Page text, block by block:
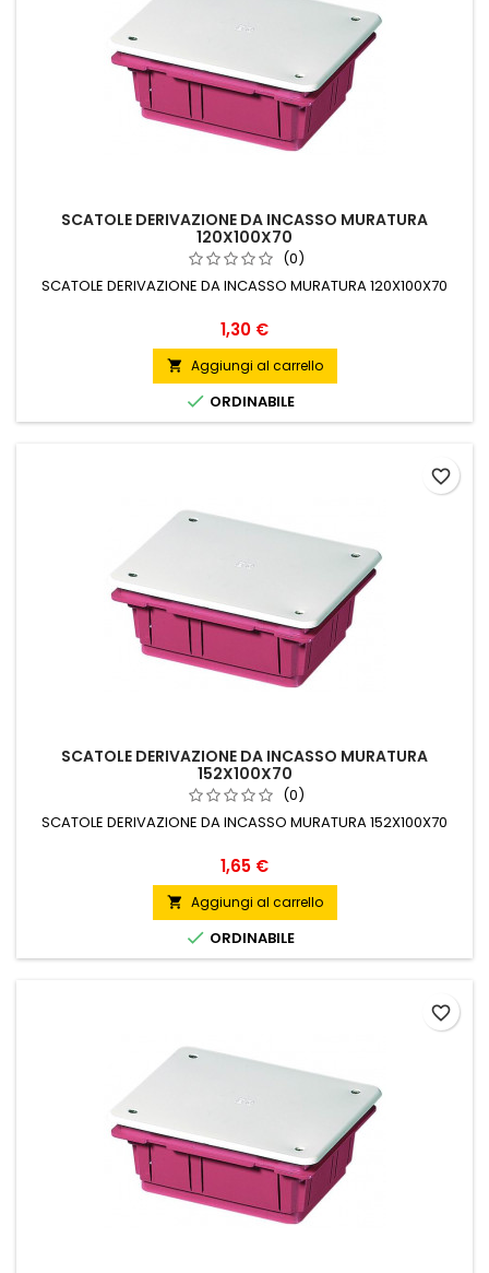
SCATOLE DERIVAZIONE DA INCASSO MURATURA
120X100X70
(0)
SCATOLE DERIVAZIONE DA INCASSO MURATURA 120X100X70
Prezzo
1,30 €
 Aggiungi al carrello
 ORDINABILE
SCATOLE DERIVAZIONE DA INCASSO MURATURA
152X100X70
(0)
SCATOLE DERIVAZIONE DA INCASSO MURATURA 152X100X70
Prezzo
1,65 €
 Aggiungi al carrello
 ORDINABILE
favorite_border
favorite_border